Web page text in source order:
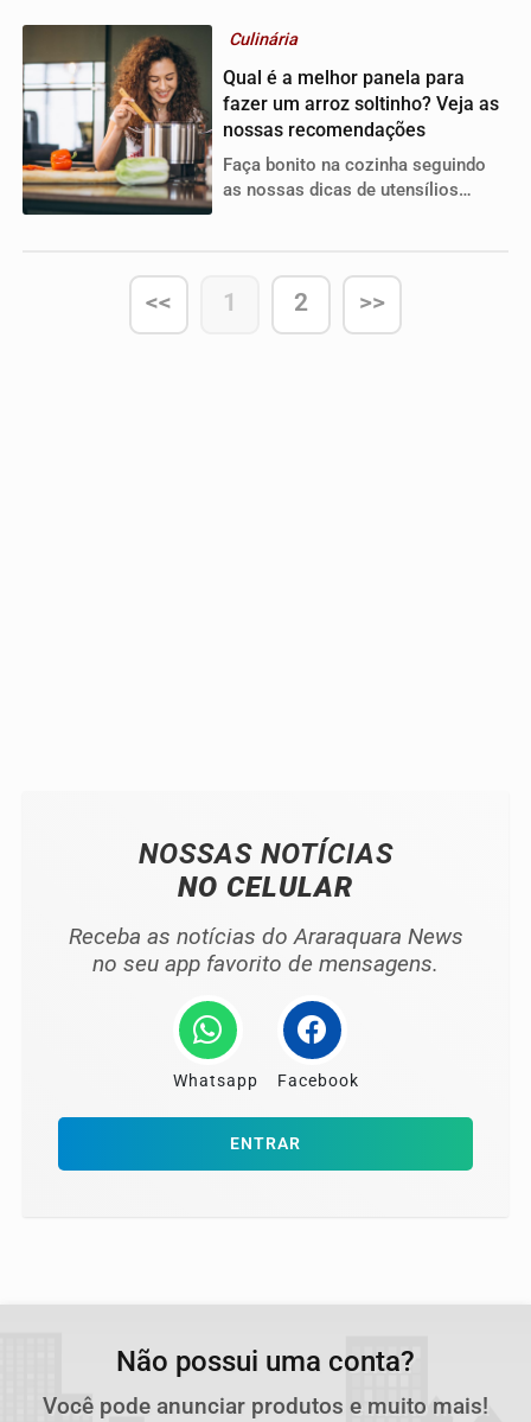
Culinária
Qual é a melhor panela para
fazer um arroz soltinho? Veja as
nossas recomendações
Faça bonito na cozinha seguindo
as nossas dicas de utensílios
<< 1 2 >>
NOSSAS NOTÍCIAS
NO CELULAR
Receba as notícias do Araraquara News
no seu app favorito de mensagens.
Whatsapp Facebook
ENTRAR
Não possui uma conta?
Você pode anunciar produtos e muito mais!